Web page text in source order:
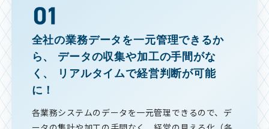
全社の業務データを一元管理できるか
ら、
データの収集や加工の手間がな
く、
リアルタイムで経営判断が可能
に！
各業務システムのデータを一元管理できるので、デ